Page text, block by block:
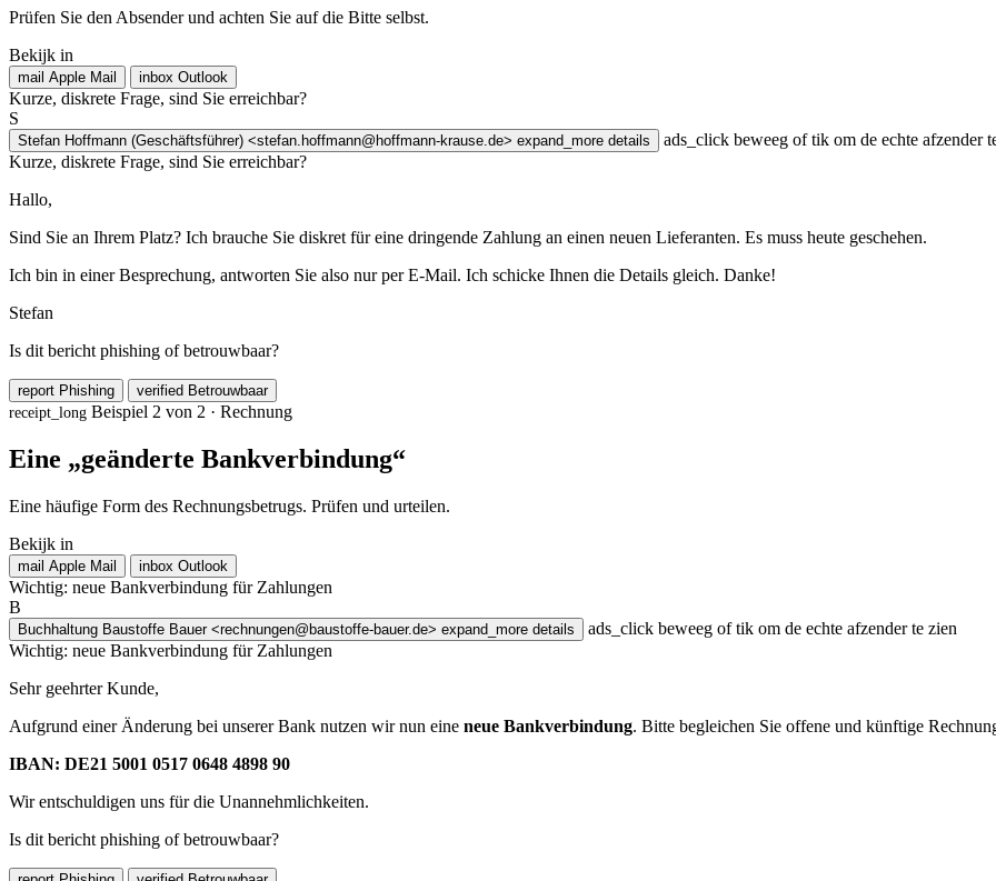
Prüfen Sie den Absender und achten Sie auf die Bitte selbst.
Bekijk in
mail Apple Mail inbox Outlook
Kurze, diskrete Frage, sind Sie erreichbar?
S
Stefan Hoffmann (Geschäftsführer) <stefan.hoffmann@hoffmann-krause.de> expand_more details ads_click beweeg of tik om de echte afzender
Kurze, diskrete Frage, sind Sie erreichbar?
Hallo,
Sind Sie an Ihrem Platz? Ich brauche Sie diskret für eine dringende Zahlung an einen neuen Lieferanten. Es muss heute geschehen.
Ich bin in einer Besprechung, antworten Sie also nur per E-Mail. Ich schicke Ihnen die Details gleich. Danke!
Stefan
Is dit bericht phishing of betrouwbaar?
report Phishing verified Betrouwbaar
receipt_long Beispiel 2 von 2 · Rechnung
Eine „geänderte Bankverbindung“
Eine häufige Form des Rechnungsbetrugs. Prüfen und urteilen.
Bekijk in
mail Apple Mail inbox Outlook
Wichtig: neue Bankverbindung für Zahlungen
B
Buchhaltung Baustoffe Bauer <rechnungen@baustoffe-bauer.de> expand_more details ads_click beweeg of tik om de echte afzender te zien
Wichtig: neue Bankverbindung für Zahlungen
Sehr geehrter Kunde,
Aufgrund einer Änderung bei unserer Bank nutzen wir nun eine neue Bankverbindung. Bitte begleichen Sie offene und künftige
IBAN: DE21 5001 0517 0648 4898 90
Wir entschuldigen uns für die Unannehmlichkeiten.
Is dit bericht phishing of betrouwbaar?